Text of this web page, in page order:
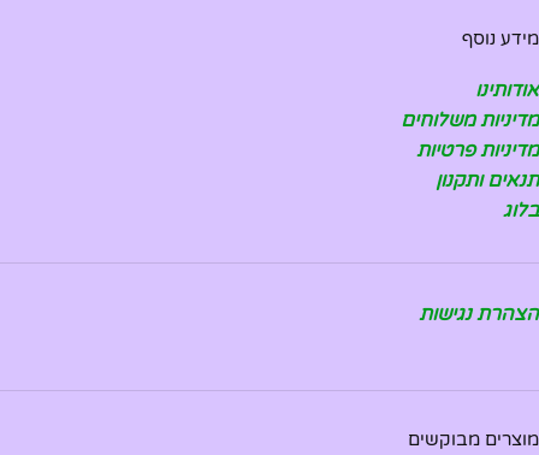
מידע נוסף
אודותינו
מדיניות משלוחים
מדיניות פרטיות
תנאים ותקנון
בלוג
הצהרת נגישות
מוצרים מבוקשים